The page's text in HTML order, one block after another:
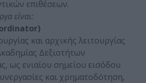
επιθέσεων.
είναι:
και αρχικής λειτουργίας
Δεξιοτήτων
ως ενιαίου σημείου εισόδου
και χρηματοδότηση,